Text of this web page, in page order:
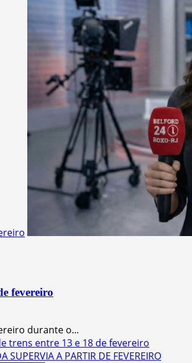
fevereiro
durante o...
trens entre 13 e 18 de fevereiro
A PARTIR DE FEVEREIRO